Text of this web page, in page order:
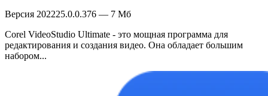
Версия 202225.0.0.376 — 7 Мб
Corel VideoStudio Ultimate - это мощная программа для
редактирования и создания видео. Она обладает большим
набором...